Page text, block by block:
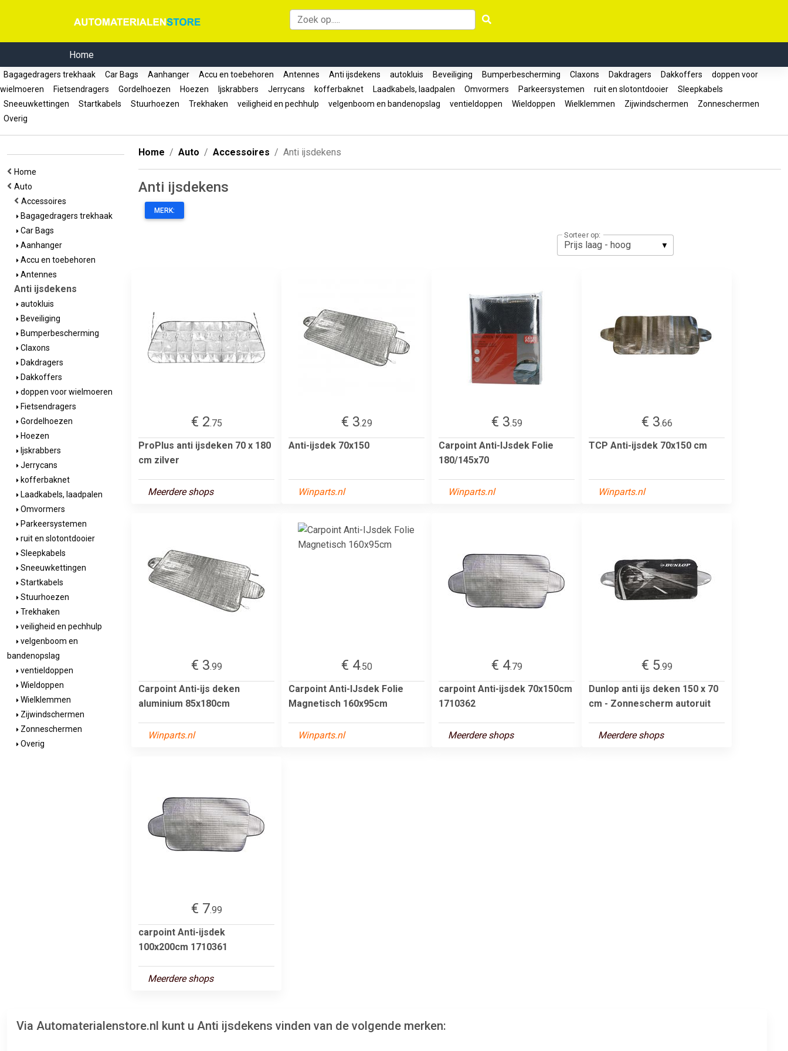
Home
Bagagedragers trekhaak Car Bags Aanhanger Accu en toebehoren Antennes Anti ijsdekens autokluis Beveiliging Bumperbescherming Claxons Dakdragers Dakkoffers
doppen voor
wielmoeren
Fietsendragers Gordelhoezen Hoezen Ijskrabbers Jerrycans kofferbaknet Laadkabels, laadpalen Omvormers Parkeersystemen ruit en slotontdooier
Sleepkabels
Sneeuwkettingen
Startkabels Stuurhoezen Trekhaken veiligheid en pechhulp velgenboom en bandenopslag ventieldoppen Wieldoppen Wielklemmen Zijwindschermen
Zonneschermen
Overig
Home
Auto
Accessoires
Bagagedragers trekhaak
Car Bags
Aanhanger
Accu en toebehoren
Antennes
Anti ijsdekens
autokluis
Beveiliging
Bumperbescherming
Claxons
Dakdragers
Dakkoffers
doppen voor wielmoeren
Fietsendragers
Gordelhoezen
Hoezen
Ijskrabbers
Jerrycans
kofferbaknet
Laadkabels, laadpalen
Omvormers
Parkeersystemen
ruit en slotontdooier
Sleepkabels
Sneeuwkettingen
Startkabels
Stuurhoezen
Trekhaken
veiligheid en pechhulp
velgenboom en
bandenopslag
ventieldoppen
Wieldoppen
Wielklemmen
Zijwindschermen
Zonneschermen
Overig
Home Auto Accessoires Anti ijsdekens
Anti ijsdekens
MERK:
Sorteer op:
€ 2.75
ProPlus anti ijsdeken 70 x 180
cm zilver
Meerdere shops
€ 3.29
Anti-ijsdek 70x150
Winparts.nl
€ 3.59
Carpoint Anti-IJsdek Folie
180/145x70
Winparts.nl
€ 3.66
TCP Anti-ijsdek 70x150 cm
Winparts.nl
€ 3.99
Carpoint Anti-ijs deken
aluminium 85x180cm
Winparts.nl
€ 4.50
Carpoint Anti-IJsdek Folie
Magnetisch 160x95cm
Winparts.nl
€ 4.79
carpoint Anti-ijsdek 70x150cm
1710362
Meerdere shops
€ 5.99
Dunlop anti ijs deken 150 x 70
cm - Zonnescherm autoruit
Meerdere shops
€ 7.99
carpoint Anti-ijsdek
100x200cm 1710361
Meerdere shops
Via Automaterialenstore.nl kunt u Anti ijsdekens vinden van de volgende merken: